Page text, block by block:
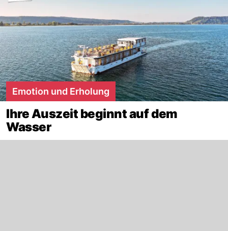
Emotion und Erholung
Ihre Auszeit beginnt auf dem
Wasser